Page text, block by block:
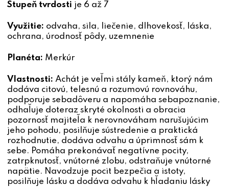
Stupeň tvrdosti je 6 až 7
Využitie: odvaha, sila, liečenie, dlhovekosť, láska,
ochrana, úrodnosť pôdy, uzemnenie
Planéta: Merkúr
Vlastnosti: Achát je veľmi stály kameň, ktorý nám
dodáva citovú, telesnú a rozumovú rovnováhu,
podporuje sebadôveru a napomáha sebapoznanie,
odhaľuje doteraz skryté okolnosti a obracia
pozornosť majiteľa k nerovnováham narušujúcim
jeho pohodu, posilňuje sústredenie a praktická
rozhodnutie, dodáva odvahu a úprimnosť sám k
sebe. Pomáha prekonávať negatívne pocity,
zatrpknutosť, vnútorné zlobu, odstraňuje vnútorné
napätie. Navodzuje pocit bezpečia a istoty,
posilňuje lásku a dodáva odvahu k hľadaniu lásky